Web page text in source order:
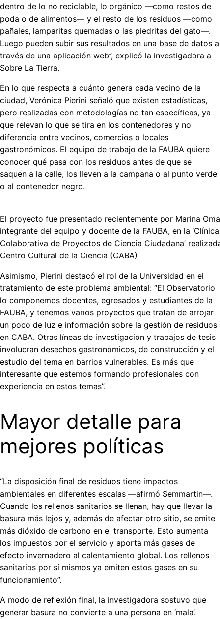
dentro de lo no reciclable, lo orgánico —como restos de
poda o de alimentos— y el resto de los residuos —como
pañales, lamparitas quemadas o las piedritas del gato—.
Luego pueden subir sus resultados en una base de datos a
través de una aplicación web”, explicó la investigadora a
Sobre La Tierra.
En lo que respecta a cuánto genera cada vecino de la
ciudad, Verónica Pierini señaló que existen estadísticas,
pero realizadas con metodologías no tan específicas, ya
que relevan lo que se tira en los contenedores y no
diferencia entre vecinos, comercios o locales
gastronómicos. El equipo de trabajo de la FAUBA quiere
conocer qué pasa con los residuos antes de que se
saquen a la calle, los lleven a la campana o al punto verde
o al contenedor negro.
El proyecto fue presentado recientemente por Marina
integrante del equipo y docente de la FAUBA, en la ‘Clínica
Colaborativa de Proyectos de Ciencia Ciudadana’
Centro Cultural de la Ciencia (CABA)
Asimismo, Pierini destacó el rol de la Universidad en el
tratamiento de este problema ambiental: “El Observatorio
lo componemos docentes, egresados y estudiantes de la
FAUBA, y tenemos varios proyectos que tratan de arrojar
un poco de luz e información sobre la gestión de residuos
en CABA. Otras líneas de investigación y trabajos de tesis
involucran desechos gastronómicos, de construcción y el
estudio del tema en barrios vulnerables. Es más que
interesante que estemos formando profesionales con
experiencia en estos temas”.
Mayor detalle para
mejores políticas
“La disposición final de residuos tiene impactos
ambientales en diferentes escalas —afirmó Semmartin—.
Cuando los rellenos sanitarios se llenan, hay que llevar la
basura más lejos y, además de afectar otro sitio, se emite
más dióxido de carbono en el transporte. Esto aumenta
los impuestos por el servicio y aporta más gases de
efecto invernadero al calentamiento global. Los rellenos
sanitarios por sí mismos ya emiten estos gases en su
funcionamiento”.
A modo de reflexión final, la investigadora sostuvo que
generar basura no convierte a una persona en ‘mala’.